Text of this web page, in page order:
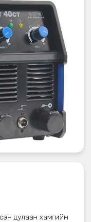
дулаан хамгийн